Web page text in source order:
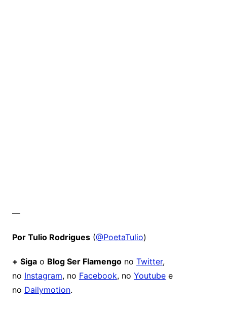
—
Por Tulio Rodrigues(@PoetaTulio)
+ Sigao Blog Ser Flamengono Twitter,
no Instagram, no Facebook, no Youtubee
no Dailymotion.